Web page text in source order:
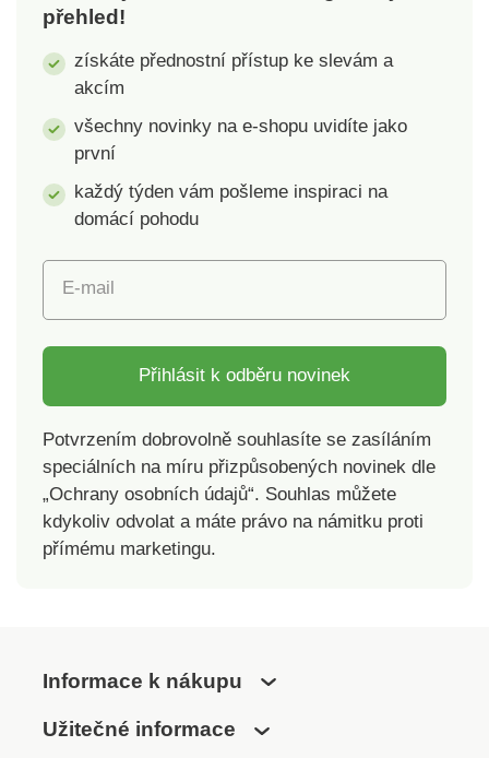
přehled!
získáte přednostní přístup ke slevám a
akcím
všechny novinky na e-shopu uvidíte jako
první
každý týden vám pošleme inspiraci na
domácí pohodu
E-mail
Přihlásit k odběru novinek
Potvrzením dobrovolně souhlasíte se zasíláním
speciálních na míru přizpůsobených novinek dle
„Ochrany osobních údajů“. Souhlas můžete
kdykoliv odvolat a máte právo na námitku proti
přímému marketingu.
Informace k nákupu
Užitečné informace